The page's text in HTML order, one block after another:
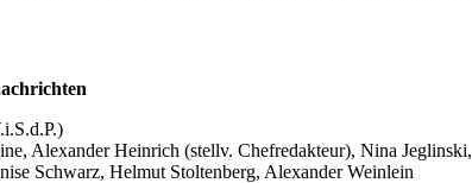
Alexander Heinrich (stellv. Chefredakteur), Nina Jeglinski,
Schwarz, Helmut Stoltenberg, Alexander Weinlein